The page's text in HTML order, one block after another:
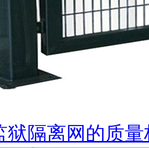
狱隔离网的质